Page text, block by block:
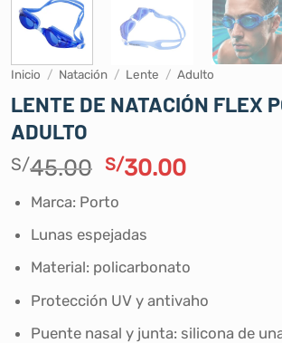
Inicio / Natación / Lente / Adulto
LENTE DE NATACIÓN FLEX
ADULTO
S/45.00 El
original
era:
S/45.00.
S/30.00El
Marca: Porto
Lunas espejadas
Material: policarbonato
Protección UV y antivaho
Puente nasal y junta: silicona de